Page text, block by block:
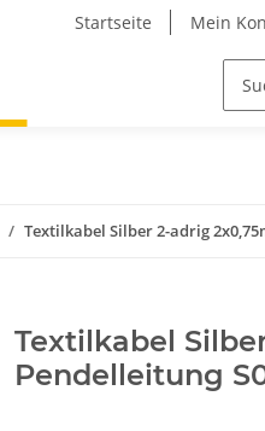
Startseite Mein
Textilkabel Silber 2-adrig
Textilkabel
Pendelleitung